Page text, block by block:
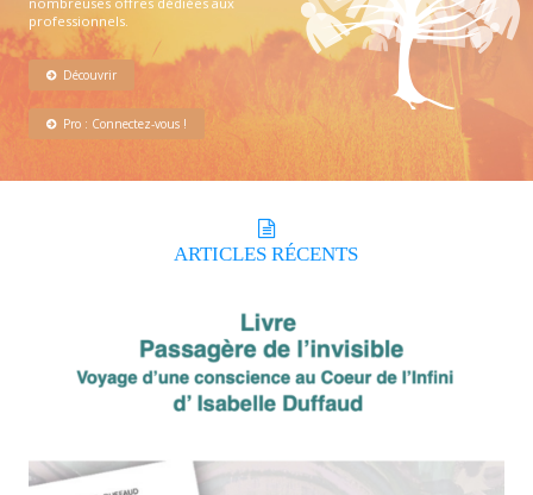
professionnels.
Découvrir
Pro : Connectez-vous !
ARTICLES RÉCENTS